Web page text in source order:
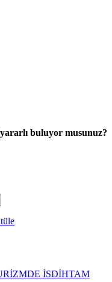
buluyor musunuz?
İSDİHTAM